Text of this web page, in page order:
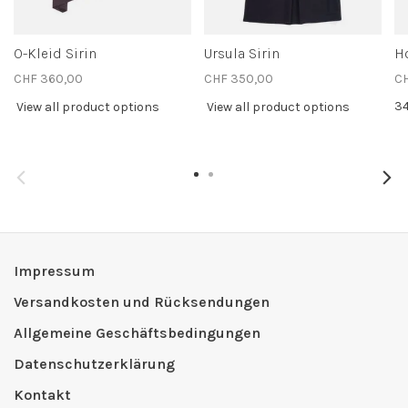
O-Kleid Sirin
CHF 360,00
View all product options
Ursula Sirin
CHF 350,00
View all product options
Impressum
Versandkosten und Rücksendungen
Allgemeine Geschäftsbedingungen
Datenschutzerklärung
Kontakt